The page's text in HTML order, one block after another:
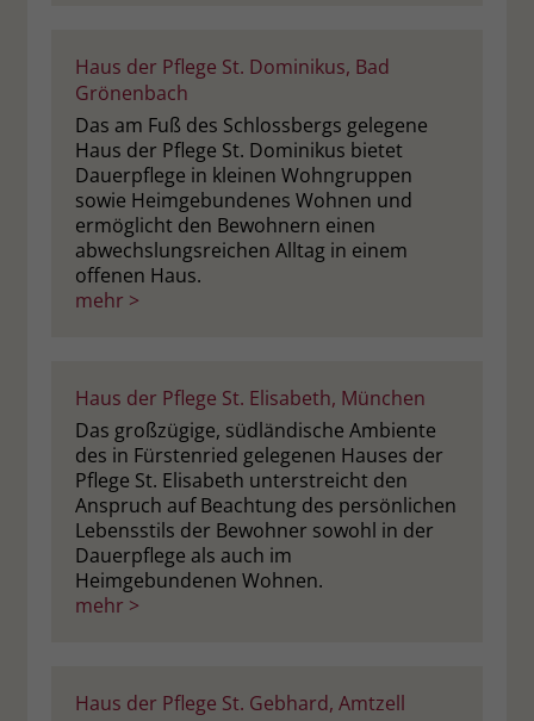
Haus der Pflege St. Dominikus, Bad
Grönenbach
Das am Fuß des Schlossbergs gelegene
Haus der Pflege St. Dominikus bietet
Dauerpflege in kleinen Wohngruppen
sowie Heimgebundenes Wohnen und
ermöglicht den Bewohnern einen
abwechslungsreichen Alltag in einem
offenen Haus.
mehr >
Haus der Pflege St. Elisabeth, München
Das großzügige, südländische Ambiente
des in Fürstenried gelegenen Hauses der
Pflege St. Elisabeth unterstreicht den
Anspruch auf Beachtung des persönlichen
Lebensstils der Bewohner sowohl in der
Dauerpflege als auch im
Heimgebundenen Wohnen.
mehr >
Haus der Pflege St. Gebhard, Amtzell